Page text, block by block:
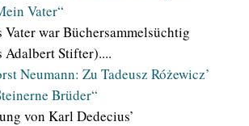
Vater“
war Büchersammelsüchtig
Adalbert Stifter)....
Neumann: Zu Tadeusz Różewicz’
Brüder“
von Karl Dedecius’